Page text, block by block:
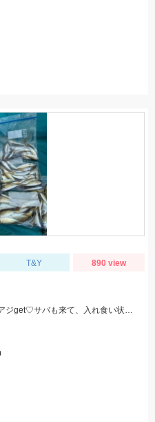
T&Y 890 view
朝マズメ、頂いた長い竿で初挑戦！豆アジget♡サバも来て、入れ食い状態最高～！(笑) サイズ小さいから調理大変ですｗｗｗ